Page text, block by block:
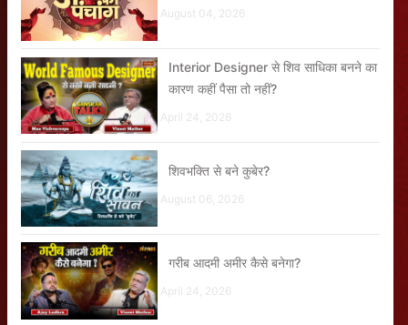
August 04, 2026
Interior Designer से शिव साधिका बनने का
कारण कहीं पैसा तो नहीं?
April 24, 2026
शिवभक्ति से बने कुबेर?
August 06, 2026
गरीब आदमी अमीर कैसे बनेगा?
April 24, 2026